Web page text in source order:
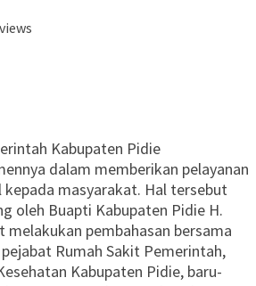
Kabupaten Pidie
dalam memberikan pelayanan
masyarakat. Hal tersebut
oleh Buapti Kabupaten Pidie H.
melakukan pembahasan bersama
Rumah Sakit Pemerintah,
Kabupaten Pidie, baru-